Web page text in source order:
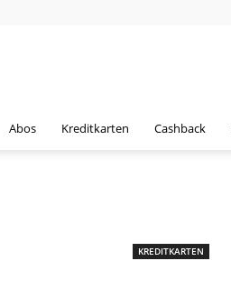
Abos Kreditkarten Cashback
KREDITKARTEN